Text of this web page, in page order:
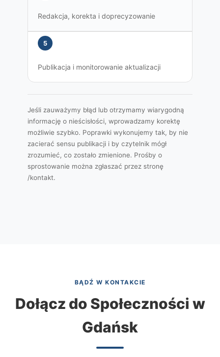
Redakcja, korekta i doprecyzowanie
5
Publikacja i monitorowanie aktualizacji
Jeśli zauważymy błąd lub otrzymamy wiarygodną
informację o nieścisłości, wprowadzamy korektę
możliwie szybko. Poprawki wykonujemy tak, by nie
zacierać sensu publikacji i by czytelnik mógł
zrozumieć, co zostało zmienione. Prośby o
sprostowanie można zgłaszać przez stronę
/kontakt.
BĄDŹ W KONTAKCIE
Dołącz do Społeczności w
Gdańsk